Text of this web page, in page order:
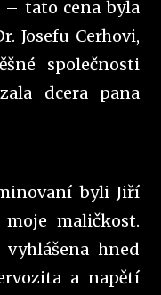
– tato cena byla
Josefu Cerhovi,
společnosti
dcera pana
byli Jiří
maličkost.
hned
a napětí